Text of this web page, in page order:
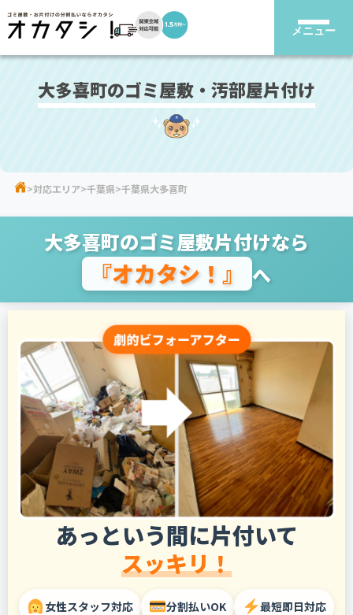
メニュー
大多喜町のゴミ屋敷・汚部屋片付け
対応エリア 千葉県 千葉県大多喜町
大多喜町のゴミ屋敷片付けなら
『オカタシ！』 へ
あっという間に片付いて
スッキリ！
女性スタッフ対応 分割払いOK 最短即日対応